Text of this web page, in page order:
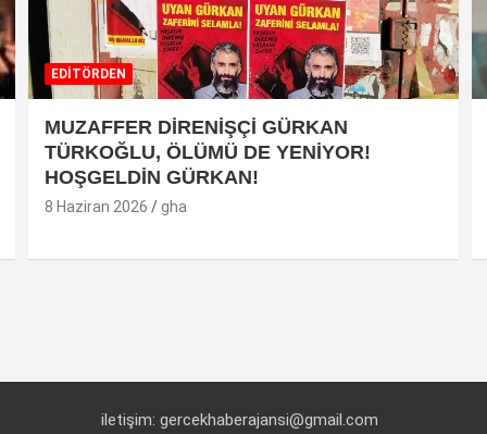
EDİTÖRDEN
MUZAFFER DİRENİŞÇİ GÜRKAN
TÜRKOĞLU, ÖLÜMÜ DE YENİYOR!
HOŞGELDİN GÜRKAN!
8 Haziran 2026 gha
iletişim: gercekhaberajansi@gmail.com